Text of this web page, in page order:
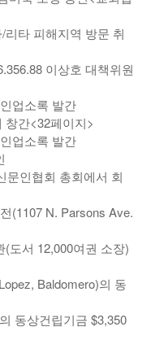
타 피해지역 방문 취
이상호 대책위원
업소록 발간
창간<32페이지>
업소록 발간
회 총회에서 회
(1107 N. Parsons Ave.
도서 12,000여권 소장)
Baldomero)의 동
동상건립기금 $3,350